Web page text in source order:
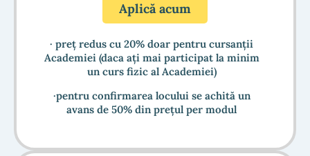
Aplică acum
· preț redus cu 20% doar pentru cursanții
Academiei (daca ați mai participat la minim
un curs fizic al Academiei)
·pentru confirmarea locului se achită un
avans de 50% din prețul per modul